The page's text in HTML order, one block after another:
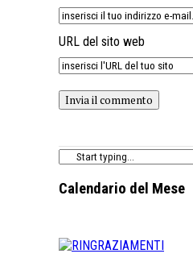
URL del sito web
Calendario del Mese